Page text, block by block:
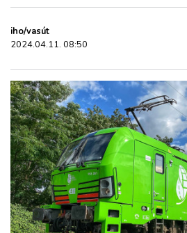
KÖZLEKEDÉSFEJLESZTÉS
ZÖLDÚT
HAJÓZÁS
BLOG
iho/vasút
2024.04.11. 08:50